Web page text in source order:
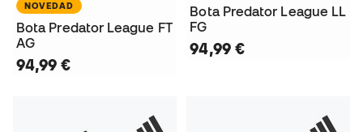
NOVEDAD
Bota Predator League FT
AG
94,99 €
Bota Predator League LL
FG
94,99 €